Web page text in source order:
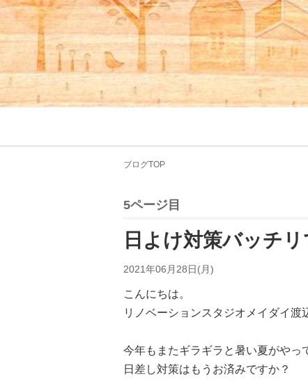
ブログTOP
5ページ目
日よけ対策バッチリ
2021年06月28日(月)
こんにちは。
リノベーションスタジオメイダイ渡
今年もまたギラギラと暑い夏がやっ
日差し対策はもうお済みですか？